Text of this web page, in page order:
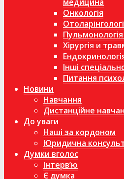
Онкологія
Хірургія и
Інші
Питання
Новини
Навчання
Дистанційне
До уваги
Наші за кордоном
Юридична
Думки вголос
Інтерв’ю
Є думка